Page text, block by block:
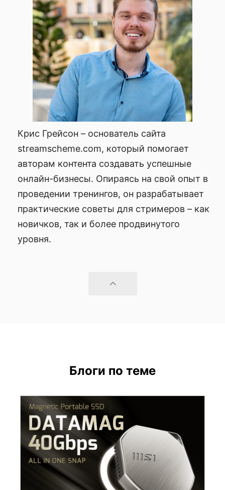
Крис Грейсон – основатель сайта
streamscheme.com, который помогает
авторам контента создавать успешные
онлайн-бизнесы. Опираясь на свой опыт в
проведении тренингов, он разрабатывает
практические советы для стримеров – как
новичков, так и более продвинутого
уровня.
Блоги по теме